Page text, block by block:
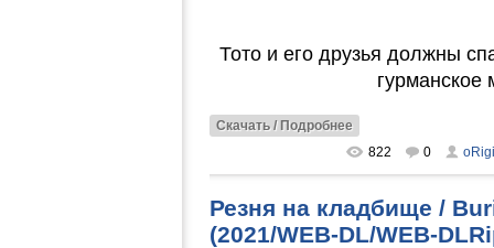
Тото и его друзья должны
гурманское
Скачать / Подробнее
822
0 oRigi
Резня на кладбище /
(2021/WEB-DL/WEB-